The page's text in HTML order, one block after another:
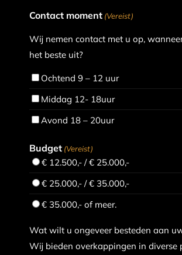
Contact moment (Vereist)
Wij nemen contact met u op,
het beste uit?
Ochtend 9 – 12 uur
Middag 12- 18uur
Avond 18 – 20uur
Budget (Vereist)
€ 12.500,- / € 25.000,-
€ 25.000,- / € 35.000,-
€ 35.000,- of meer.
Wat wilt u ongeveer besteden aan
Wij bieden overkappingen in diverse